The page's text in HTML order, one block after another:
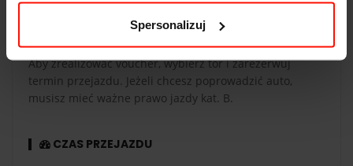
Spersonalizuj
Aby zrealizować voucher, wybierz tor i zarezerwuj
termin przejazdu. Jeżeli chcesz poprowadzić auto,
musisz mieć ważne prawo jazdy kat. B.
CZAS PRZEJAZDU